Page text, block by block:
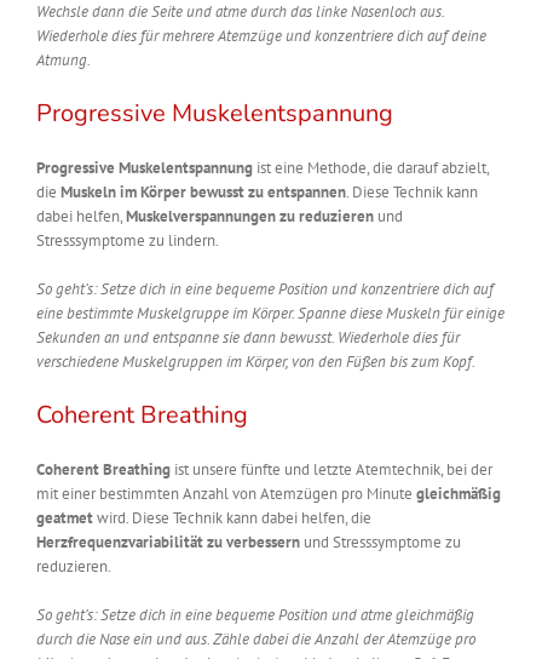
Wechsle dann die Seite und atme durch das linke Nasenloch aus.
Wiederhole dies für mehrere Atemzüge und konzentriere dich auf deine
Atmung.
Progressive Muskelentspannung
Progressive Muskelentspannungist eine Methode, die darauf abzielt,
die Muskeln im Körper bewusst zu entspannen. Diese Technik kann
dabei helfen,Muskelverspannungen zu reduzierenund
Stresssymptome zu lindern.
So geht’s: Setze dich in eine bequeme Position und konzentriere dich auf
eine bestimmte Muskelgruppe im Körper. Spanne diese Muskeln für einige
Sekunden an und entspanne sie dann bewusst. Wiederhole dies für
verschiedene Muskelgruppen im Körper, von den Füßen bis zum Kopf.
Coherent Breathing
Coherent Breathingist unsere fünfte und letzte Atemtechnik, bei der
mit einer bestimmten Anzahl von Atemzügen pro Minute gleichmäßig
geatmetwird. Diese Technik kann dabei helfen, die
Herzfrequenzvariabilität zu verbessernund Stresssymptome zu
reduzieren.
So geht’s: Setze dich in eine bequeme Position und atme gleichmäßig
durch die Nase ein und aus. Zähle dabei die Anzahl der Atemzüge pro